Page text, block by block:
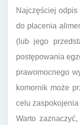
Najczęściej
do płacenia
(lub jego
postępowania
prawomocnego
komornik może
celu
Warto